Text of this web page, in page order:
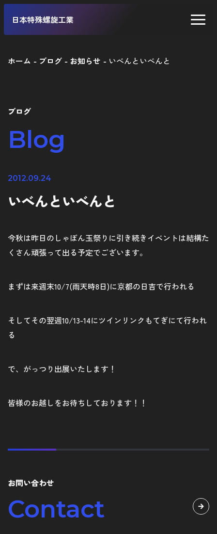
日本特殊螺旋工業
工業製品
ホーム ブログ お知らせ いべんといべんと
ブログ
Blog
2012.09.24
いべんといべんと
今秋は昨日のしゃぼん玉祭りに引き続きイベントは結構た
くさん頑張って出る予定でございます。
まずは来週末10/7(雨天時8日)に京都の日吉で行われる
そしてその翌週10/13-14にツインリンクもてぎにて行われ
る
で、がっつり出展いたします！
皆様のお越しをお待ちしております！！
お問い合わせ
Contact